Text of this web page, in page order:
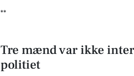
**
Tre mænd var ikke
politiet